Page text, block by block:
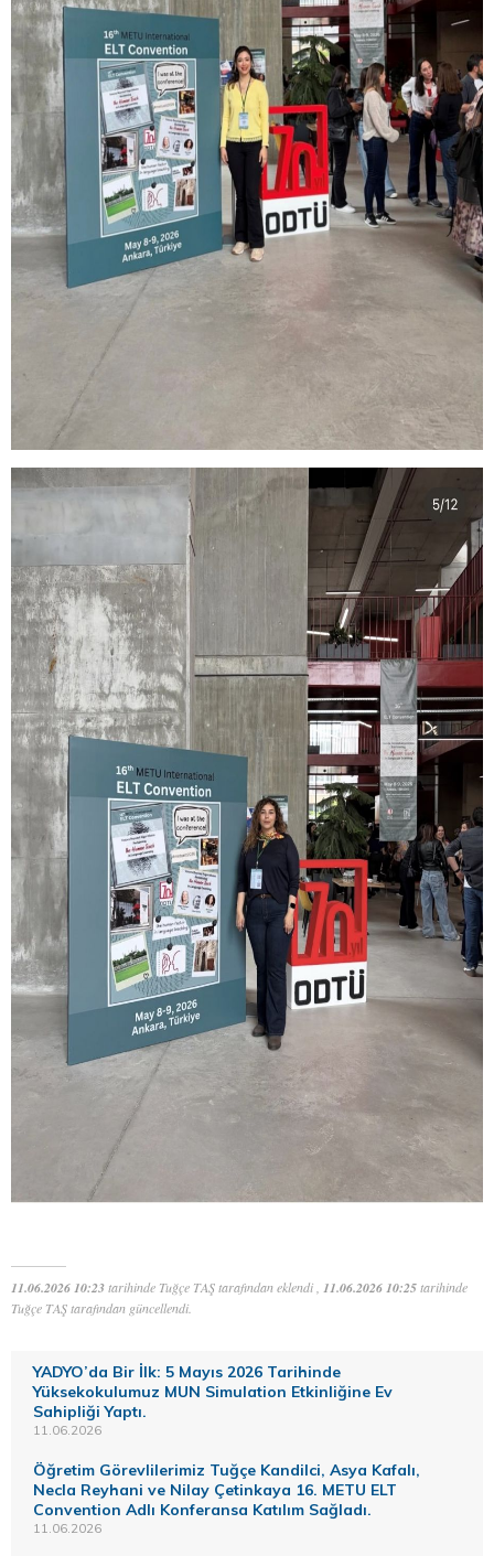
11.06.2026 10:23tarihinde Tuğçe TAŞ tarafından eklendi , 11.06.2026 10:25tarihinde
Tuğçe TAŞ tarafından güncellendi.
YADYO’da Bir İlk: 5 Mayıs 2026 Tarihinde
Yüksekokulumuz MUN Simulation Etkinliğine Ev
Sahipliği Yaptı.
11.06.2026
Öğretim Görevlilerimiz Tuğçe Kandilci, Asya Kafalı,
Necla Reyhani ve Nilay Çetinkaya 16. METU ELT
Convention Adlı Konferansa Katılım Sağladı.
11.06.2026